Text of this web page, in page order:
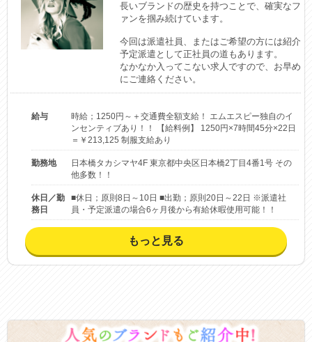
長いブランドの歴史を持つことで、確実なフ
ァンを掴み続けています。
今回は派遣社員、またはご希望の方には紹介
予定派遣として正社員の道もあります。
なかなか入ってこない求人ですので、お早め
にご連絡ください。
給与
時給；1250円～＋交通費全額支給！ エムエスピー独自のイ
ンセンティブあり！！ 【給料例】 1250円×7時間45分×22日
＝￥213,125 制服支給あり
勤務地
日本橋タカシマヤ4F 東京都中央区日本橋2丁目4番1号 その
他多数！！
休日／勤
務日
■休日；原則8日～10日 ■出勤；原則20日～22日 ※派遣社
員・予定派遣の場合6ヶ月後から有給休暇使用可能！！
もっと見る